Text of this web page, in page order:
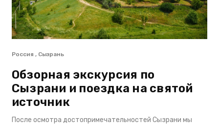
Россия , Сызрань
Обзорная экскурсия по
Сызрани и поездка на святой
источник
После осмотра достопримечательностей Сызрани мы